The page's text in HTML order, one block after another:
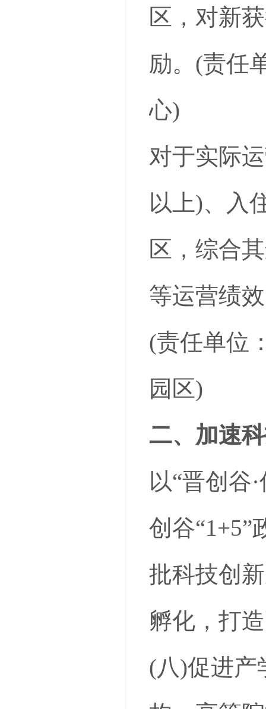
区，对新
励。(责任
心)
对于实际
以上)、入
区，综合
等运营绩
(责任单位
园区)
二、加速
以“晋创谷
创谷
批科技创
孵化，打
(八)促进产